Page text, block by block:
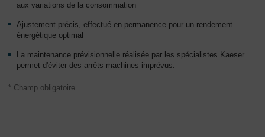
aux variations de la consommation
Ajustement précis, effectué en permanence pour un rendement
énergétique optimal
La maintenance prévisionnelle réalisée par les spécialistes Kaeser
permet d'éviter des arrêts machines imprévus.
* Champ obligatoire.